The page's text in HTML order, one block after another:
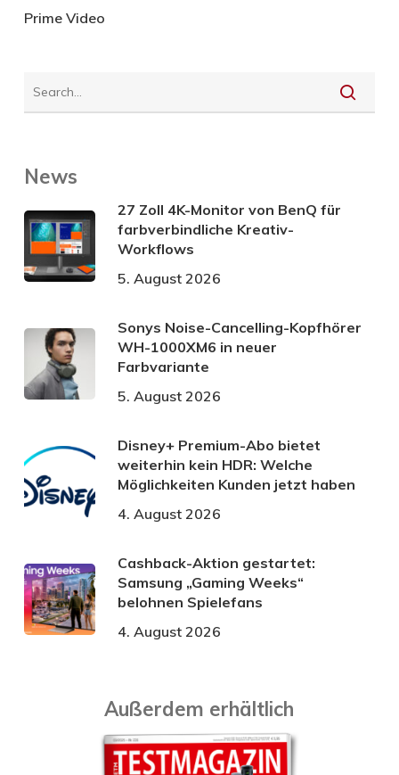
Prime Video
News
27 Zoll 4K-Monitor von BenQ für
farbverbindliche Kreativ-
Workflows
5. August 2026
Sonys Noise-Cancelling-Kopfhörer
WH-1000XM6 in neuer
Farbvariante
5. August 2026
Disney+ Premium-Abo bietet
weiterhin kein HDR: Welche
Möglichkeiten Kunden jetzt haben
4. August 2026
Cashback-Aktion gestartet:
Samsung „Gaming Weeks“
belohnen Spielefans
4. August 2026
Außerdem erhältlich